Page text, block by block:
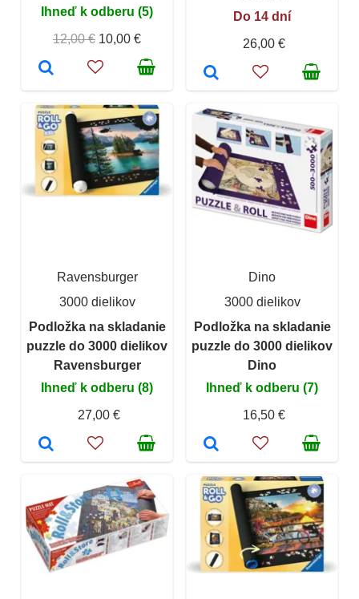
Ihneď k odberu (5)
12,00 € 10,00 €
Do 14 dní
26,00 €
Ravensburger
3000 dielikov
Podložka na skladanie
puzzle do 3000 dielikov
Ravensburger
Ihneď k odberu (8)
27,00 €
Dino
3000 dielikov
Podložka na skladanie
puzzle do 3000 dielikov
Dino
Ihneď k odberu (7)
16,50 €